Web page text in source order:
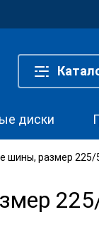
диски
шины, размер 225/